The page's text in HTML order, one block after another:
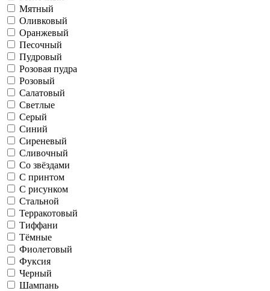
Мятный
Оливковый
Оранжевый
Песочный
Пудровый
Розовая пудра
Розовый
Салатовый
Светлые
Серый
Синий
Сиреневый
Сливочный
Со звёздами
С принтом
С рисунком
Стальной
Терракотовый
Тиффани
Тёмные
Фиолетовый
Фуксия
Черный
Шампань